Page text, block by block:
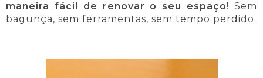
maneira fácil de renovar o seu espaço! Sem
bagunça, sem ferramentas, sem tempo perdido.